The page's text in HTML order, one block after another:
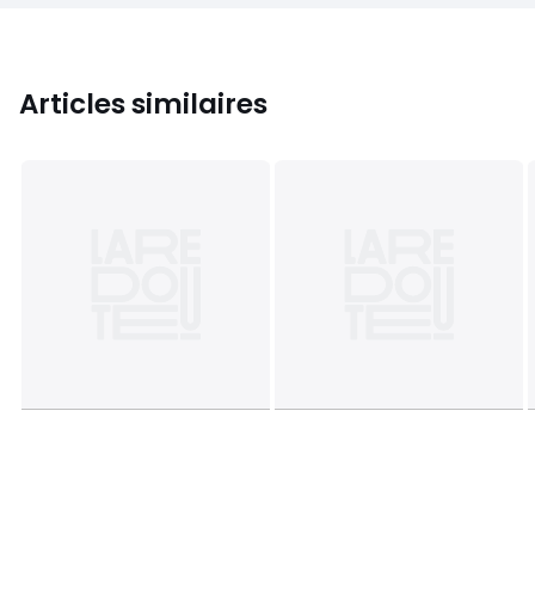
Articles similaires